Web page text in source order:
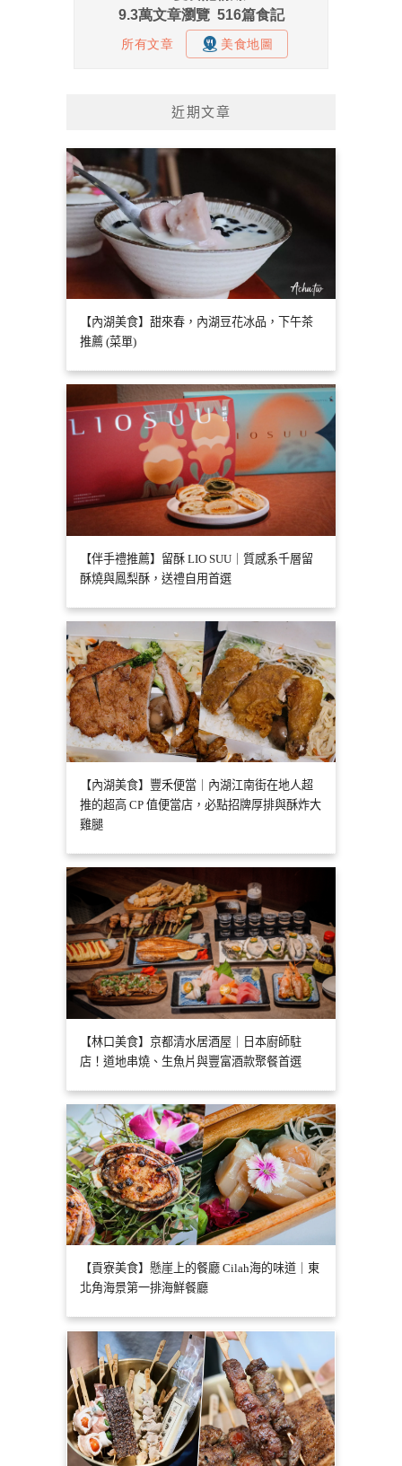
近期文章
【內湖美食】甜來春，內湖豆花冰品，下午茶
推薦 (菜單)
【伴手禮推薦】留酥 LIO SUU｜質感系千層留
酥燒與鳳梨酥，送禮自用首選
【內湖美食】豐禾便當｜內湖江南街在地人超
推的超高 CP 值便當店，必點招牌厚排與酥炸大
雞腿
【林口美食】京都清水居酒屋｜日本廚師駐
店！道地串燒、生魚片與豐富酒款聚餐首選
【貢寮美食】懸崖上的餐廳 Cilah海的味道｜東
北角海景第一排海鮮餐廳